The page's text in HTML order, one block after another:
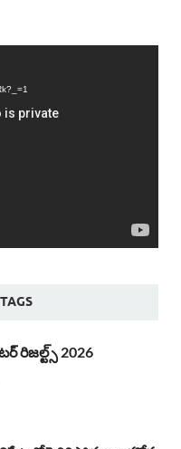
TAGS
రిజల్ట్స్ 2026